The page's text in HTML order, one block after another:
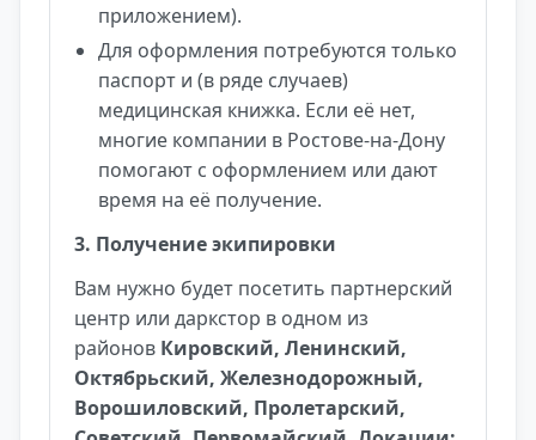
приложением).
Для оформления потребуются только
паспорт и (в ряде случаев)
медицинская книжка. Если её нет,
многие компании в Ростове-на-Дону
помогают с оформлением или дают
время на её получение.
3. Получение экипировки
Вам нужно будет посетить партнерский
центр или даркстор в одном из
районов Кировский, Ленинский,
Октябрьский, Железнодорожный,
Ворошиловский, Пролетарский,